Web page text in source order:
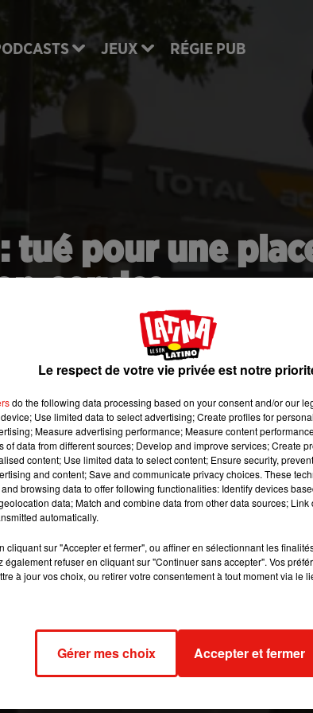
JEUX RÉGIE PUB
tué pour une
service
(Seine-Saint-Denis) après un banal
à la station-service.
service rue de Paris - Les Lilas (Seine-Saint-Denis)
dans une file d'attente à la station-service. La
de couteau mortel.
sur la commune des Lilas (Seine-Saint-
dans la file d’attente à la pompe de la station-service
venir aux mains. La bagarre à mains nues a viré
frappé son adversaire au ventre, le blessant
la victime âgée de 35 ans, originaire de Pavillon-
pris la fuite, laissant sa voiture sur place.
âgé de 30 ans a été interpellé dans la soirée,
Le respect de votre vie privée est notre
do the following data processing based on your consent and/or our
Use limited data to select advertising; Create profiles for
Measure advertising performance; Measure content
of data from different sources; Develop and improve services; Create
content; Use limited data to select content; Ensure security,
and content; Save and communicate privacy choices. These
browsing data to offer following functionalities: Identify devices
data; Match and combine data from other data sources;
automatically.
cliquant sur "Accepter et fermer", ou affiner en sélectionnant les
également refuser en cliquant sur "Continuer sans accepter". Vos
à jour vos choix, ou retirer votre consentement à tout moment via le
Gérer mes choix Accepter et fermer